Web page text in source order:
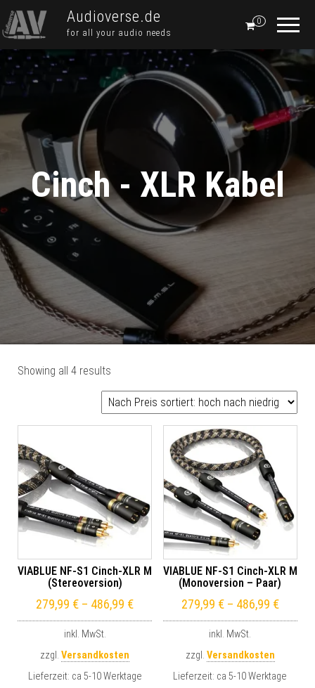
Audioverse.de
for all your audio needs
0
Cinch - XLR Kabel
Showing all 4 results
VIABLUE NF-S1 Cinch-XLR M
(Stereoversion)
279,99 € – 486,99 €
inkl. MwSt.
zzgl.Versandkosten
Lieferzeit: ca 5-10 Werktage
VIABLUE NF-S1 Cinch-XLR M
(Monoversion – Paar)
279,99 €– 486,99 €
inkl. MwSt.
zzgl. Versandkosten
Lieferzeit: ca 5-10 Werktage